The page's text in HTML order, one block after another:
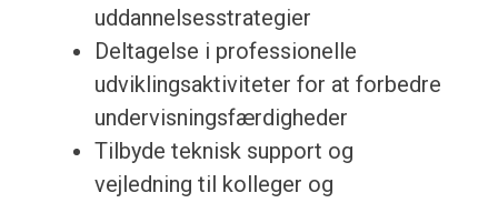
uddannelsesstrategier
Deltagelse i professionelle
udviklingsaktiviteter for at forbedre
undervisningsfærdigheder
Tilbyde teknisk support og
vejledning til kolleger og